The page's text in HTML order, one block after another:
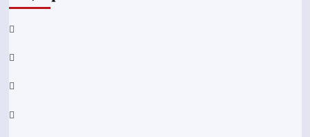
Facebook
YouTube
Telegram
Instagram